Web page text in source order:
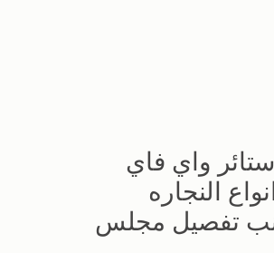
واي فاي
النجاره
تفصيل مجلس